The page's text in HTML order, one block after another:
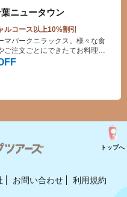
ニュータウン
ルコース以上10%割引
マパークニラックス。様々な食
ご注文ごとにできたてお料理を
バイキングレストランです。デ
お問い合わせ 利用規約
トップへ